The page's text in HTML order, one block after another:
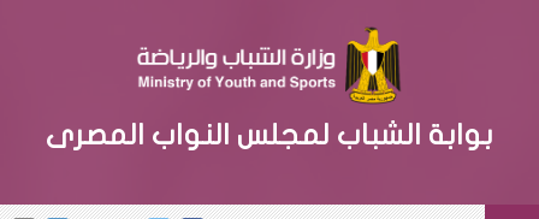
بوابة الشباب لمجلس النواب المصرى